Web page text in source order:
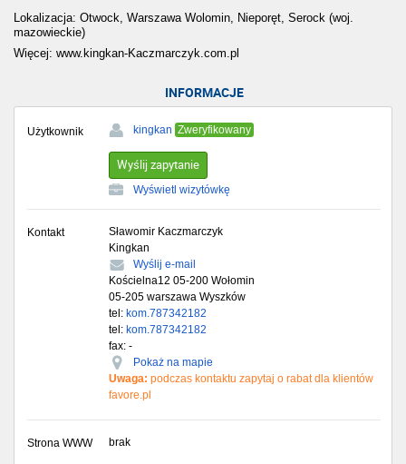
Lokalizacja: Otwock, Warszawa Wolomin, Nieporęt, Serock (woj.
mazowieckie)
Więcej: www.kingkan-Kaczmarczyk.com.pl
INFORMACJE
Użytkownik kingkan Zweryfikowany
Wyślij zapytanie
Wyświetl wizytówkę
Kontakt
Sławomir Kaczmarczyk
Kingkan
Wyślij e-mail
Kościelna12 05-200 Wołomin
05-205 warszawa Wyszków
tel: kom.787342182
tel: kom.787342182
fax: -
Pokaż na mapie
Uwaga: podczas kontaktu zapytaj o rabat dla klientów
favore.pl
Strona WWW brak